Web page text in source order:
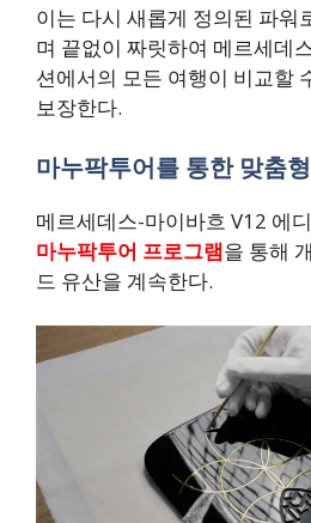
이는 다시 새롭게 정의된 파워
며 끝없이 짜릿하여 메르세데
션에서의 모든 여행이 비교할
보장한다.
마누팍투어를 통한 맞춤
메르세데스-마이바흐 V12 에
마누팍투어 프로그램을 통해
드 유산을 계속한다.